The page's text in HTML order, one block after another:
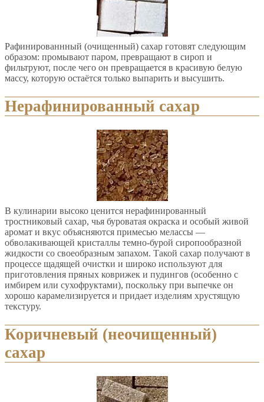
Рафинированнный (очищенный) сахар готовят следующим
образом: промывают паром, превращают в сироп и
фильтруют, после чего он превращается в красивую белую
массу, которую остаётся только выпарить и высушить.
Нерафинированный сахар
В кулинарии высоко ценится нерафинированный
тростниковый сахар, чья буроватая окраска и особый живой
аромат и вкус объясняются примесью мелассы —
обволакивающей кристаллы темно-бурой сиропообразной
жидкости со своеобразным запахом. Такой сахар получают в
процессе щадящей очистки и широко используют для
приготовления пряных коврижек и пудингов (особенно с
имбирем или сухофруктами), поскольку при выпечке он
хорошо карамелизируется и придает изделиям хрустящую
текстуру.
Коричневый (неочищенный)
сахар